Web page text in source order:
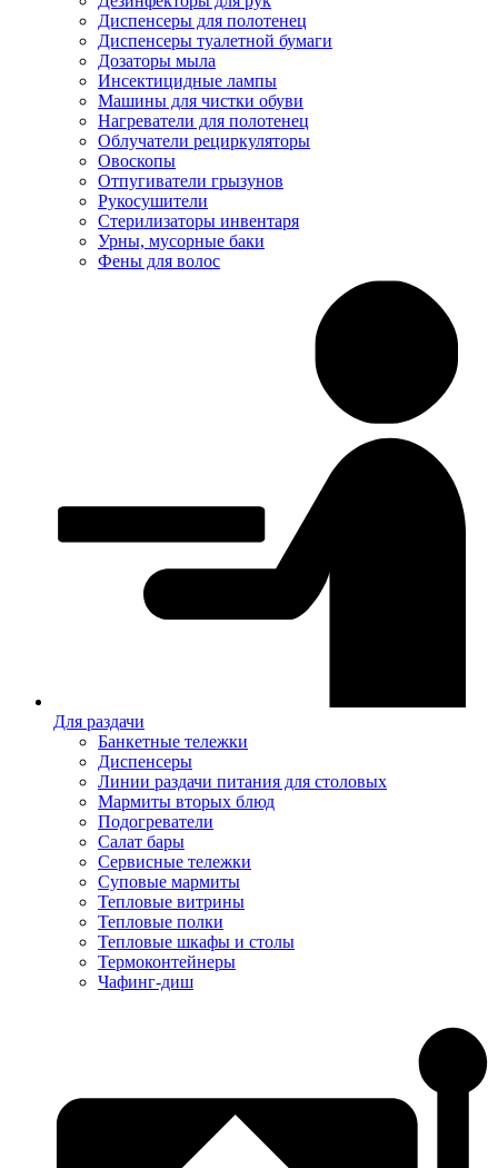
Диспенсеры для полотенец
Диспенсеры туалетной бумаги
Дозаторы мыла
Инсектицидные лампы
Машины для чистки обуви
Нагреватели для полотенец
Облучатели рециркуляторы
Овоскопы
Отпугиватели грызунов
Рукосушители
Стерилизаторы инвентаря
Урны, мусорные баки
Фены для волос
Для раздачи
Банкетные тележки
Диспенсеры
Линии раздачи питания для столовых
Мармиты вторых блюд
Подогреватели
Салат бары
Сервисные тележки
Суповые мармиты
Тепловые витрины
Тепловые полки
Тепловые шкафы и столы
Термоконтейнеры
Чафинг-диш